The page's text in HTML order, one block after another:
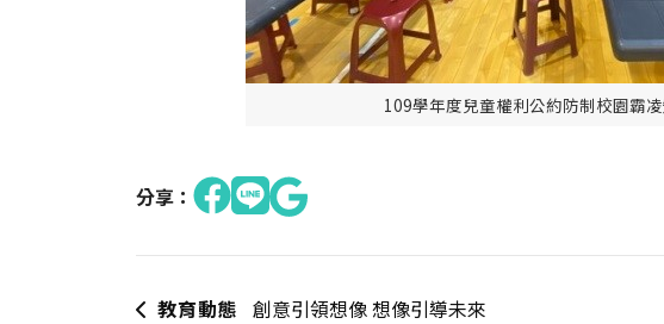
109學年度兒童權利公約防制校園霸
分享：
教育動態 創意引領想像 想像引導未來